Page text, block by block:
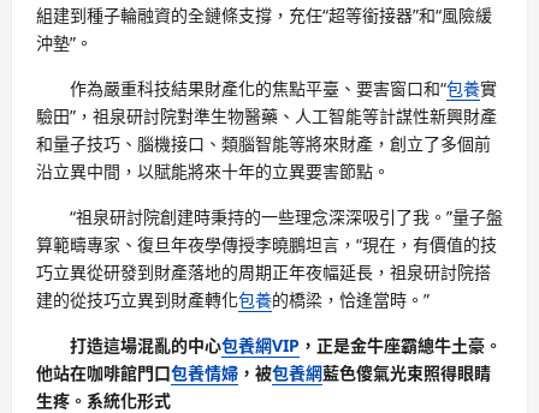
組建到種子輪融資的全鏈條支撐，充任“超等銜接器”和“風險緩
沖墊”。
作為嚴重科技結果財產化的焦點平臺、要害窗口和“包養實
驗田”，祖泉研討院對準生物醫藥、人工智能等計謀性新興財產
和量子技巧、腦機接口、類腦智能等將來財產，創立了多個前
沿立異中間，以賦能將來十年的立異要害節點。
“祖泉研討院創建時秉持的一些理念深深吸引了我。”量子盤
算範疇專家、復旦年夜學傳授李曉鵬坦言，“現在，有價值的技
巧立異從研發到財產落地的周期正年夜幅延長，祖泉研討院搭
建的從技巧立異到財產轉化包養的橋梁，恰逢當時。”
打造這場混亂的中心包養網VIP ，正是金牛座霸總牛土豪。
他站在咖啡館門口包養情婦 ，被包養網藍色傻氣光束照得眼睛
生疼。系統化形式